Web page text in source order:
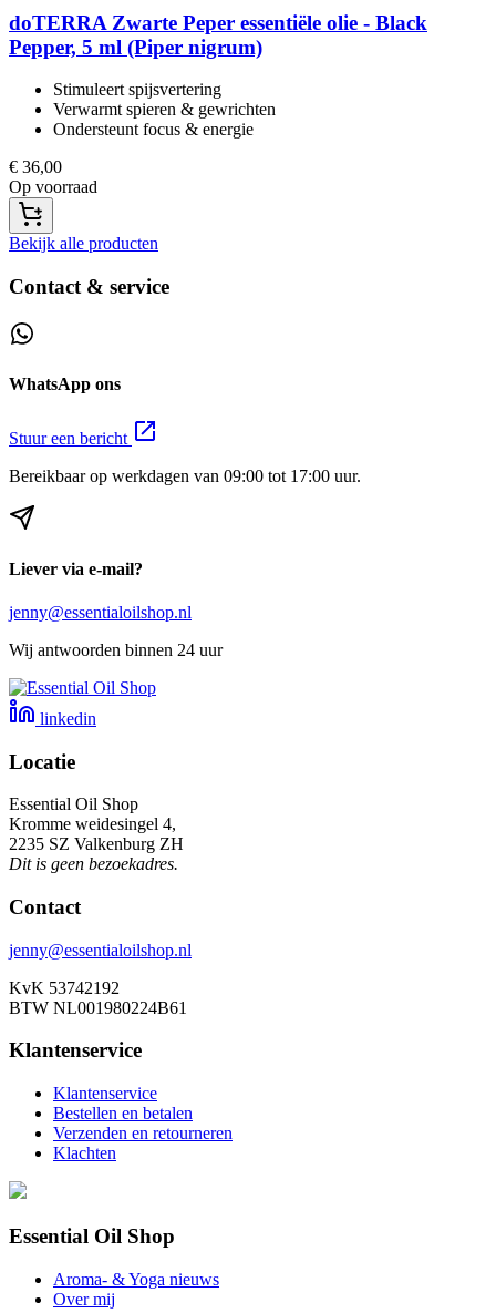
doTERRA Zwarte Peper essentiële olie - Black
Pepper, 5 ml (Piper nigrum)
Stimuleert spijsvertering​
Verwarmt spieren & gewrichten​
Ondersteunt focus & energie​
€ 36,00
Op voorraad
Bekijk alle producten
Contact & service
WhatsApp ons
Stuur een bericht
Bereikbaar op werkdagen van 09:00 tot 17:00 uur.
Liever via e-mail?
jenny@essentialoilshop.nl
Wij antwoorden binnen 24 uur
linkedin
Locatie
Essential Oil Shop
Kromme weidesingel 4,
2235 SZ Valkenburg ZH
Dit is geen bezoekadres.
Contact
jenny@essentialoilshop.nl
KvK 53742192
BTW NL001980224B61
Klantenservice
Klantenservice
Bestellen en betalen
Verzenden en retourneren
Klachten
Essential Oil Shop
Aroma- & Yoga nieuws
Over mij